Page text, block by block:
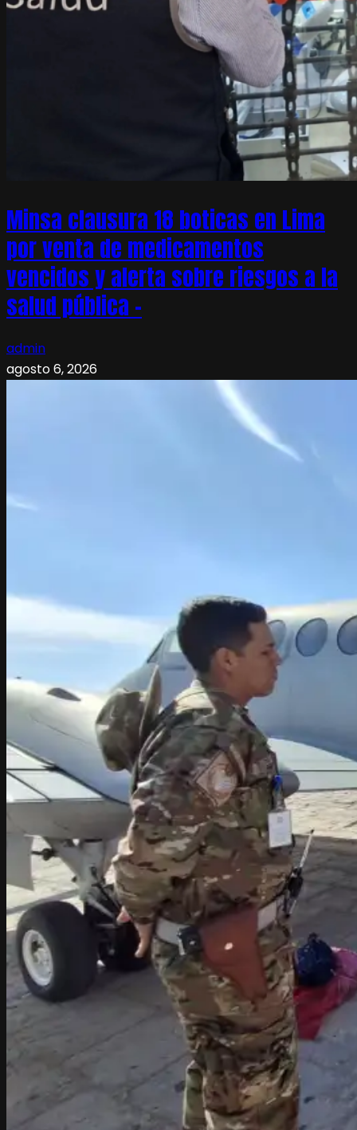
Minsa clausura 18 boticas en Lima
por venta de medicamentos
vencidos y alerta sobre riesgos a la
salud pública –
admin
agosto 6, 2026